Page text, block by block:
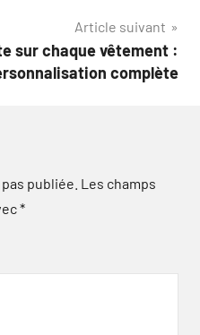
Article suivant
sur chaque vêtement :
complète
publiée. Les champs
*